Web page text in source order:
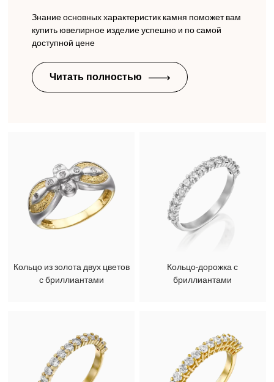
Знание основных характеристик камня поможет вам
купить ювелирное изделие успешно и по самой
доступной цене
Читать полностью
Кольцо из золота двух цветов
с бриллиантами
Кольцо-дорожка с
бриллиантами